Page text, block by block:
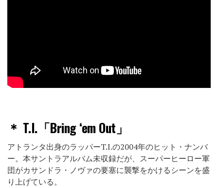
＊ T.I.「Bring ‘em Out」
アトランタ出身のラッパーT.I.の2004年のヒット・ナンバ
ー。本サントラアルバム未収録だが、スーパーヒーロー軍
団がカサンドラ・ノヴァの要塞に襲撃をかけるシーンを盛
り上げている。